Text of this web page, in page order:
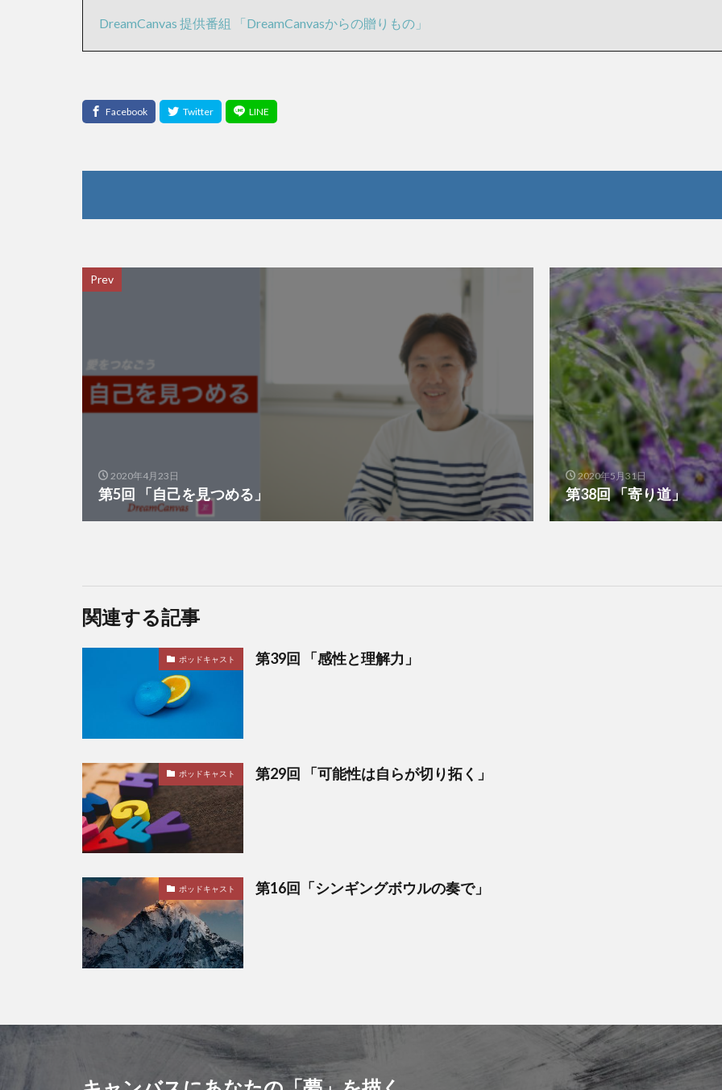
DreamCanvas 提供番組 「DreamCanvasからの贈りもの」
Prev
2020年4月23日
第5回 「自己を見つめる」
2020年5月31日
第38回 「寄り道」
関連する記事
ポッドキャスト 第39回 「感性と理解力」
ポッドキャスト 第29回 「可能性は自らが切り拓く」
ポッドキャスト 第16回「シンギングボウルの奏で」